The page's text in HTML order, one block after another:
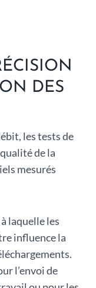
DES
les tests de
de la
mesurés
laquelle les
influence la
l’envoi de